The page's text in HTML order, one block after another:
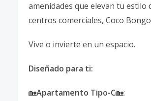
amenidades que elevan tu estilo
centros comerciales, Coco
Vive o invierte en un espacio.
Diseñado para ti:
🏡Apartamento Tipo-C🏡: